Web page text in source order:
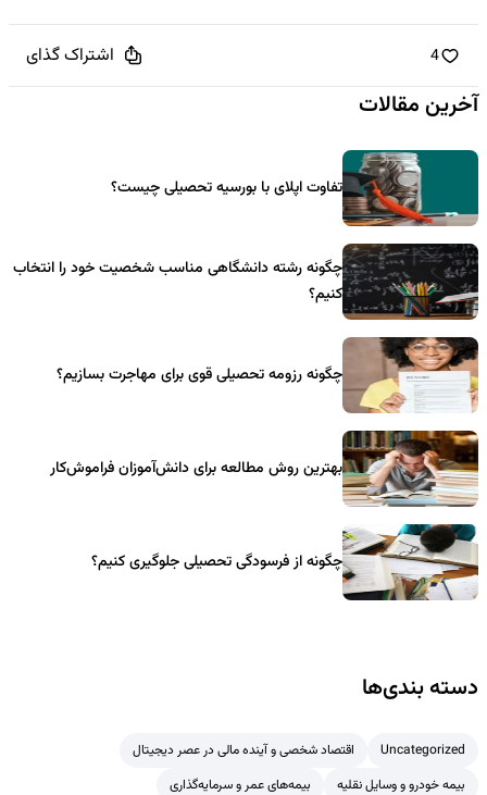
4 اشتراک گذای
آخرین مقالات
تفاوت اپلای با بورسیه تحصیلی چیست؟
چگونه رشته دانشگاهی مناسب شخصیت خود را انتخاب
کنیم؟
چگونه رزومه تحصیلی قوی برای مهاجرت بسازیم؟
بهترین روش مطالعه برای دانش‌آموزان فراموش‌کار
چگونه از فرسودگی تحصیلی جلوگیری کنیم؟
دسته بندی‌ها
Uncategorized
اقتصاد شخصی و آینده مالی در عصر دیجیتال
بیمه خودرو و وسایل نقلیه
بیمه‌های عمر و سرمایه‌گذاری